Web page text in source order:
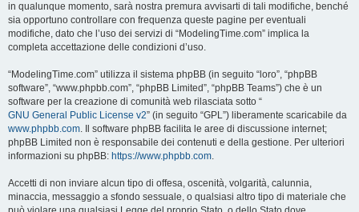
in qualunque momento, sarà nostra premura avvisarti di tali modifiche, benché
sia opportuno controllare con frequenza queste pagine per eventuali
modifiche, dato che l’uso dei servizi di “ModelingTime.com” implica la
completa accettazione delle condizioni d’uso.
“ModelingTime.com” utilizza il sistema phpBB (in seguito “loro”, “phpBB
software”, “www.phpbb.com”, “phpBB Limited”, “phpBB Teams”) che è un
software per la creazione di comunità web rilasciata sotto “
GNU General Public License v2” (in seguito “GPL”) liberamente scaricabile da
www.phpbb.com. Il software phpBB facilita le aree di discussione internet;
phpBB Limited non è responsabile dei contenuti e della gestione. Per ulteriori
informazioni su phpBB: https://www.phpbb.com.
Accetti di non inviare alcun tipo di offesa, oscenità, volgarità, calunnia,
minaccia, messaggio a sfondo sessuale, o qualsiasi altro tipo di materiale che